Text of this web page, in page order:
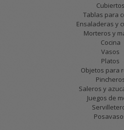
Cubiertos
Tablas para
Ensaladeras y
Morteros y
Cocina
Vasos
Platos
Objetos para
Saleros y
Juegos de